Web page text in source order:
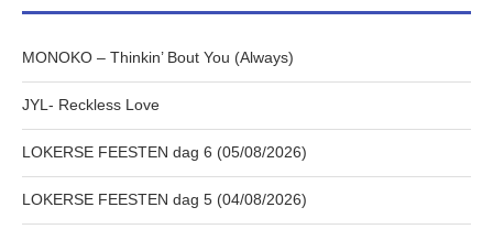
MONOKO – Thinkin’ Bout You (Always)
JYL- Reckless Love
LOKERSE FEESTEN dag 6 (05/08/2026)
LOKERSE FEESTEN dag 5 (04/08/2026)